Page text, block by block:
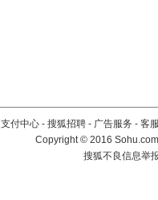
支付中心 - 搜狐招聘 - 广告服务 - 客
Copyright©2016
搜狐不良信息举